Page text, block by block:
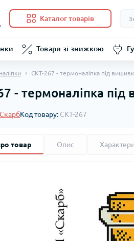
Каталог товарів
Товари зі знижкою
СКТ-267 - термоналіпка під
- термоналіпка
СкарбКод товару: СКТ-267
товар Опис